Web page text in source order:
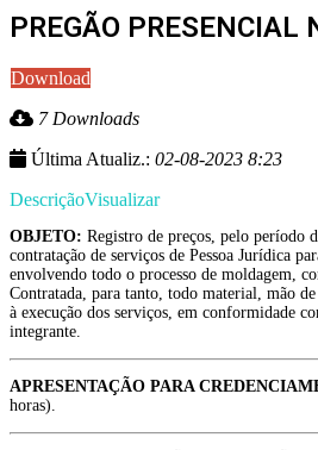
PREGÃO
Download
7 Downloads
Última Atualiz.: 02-08-2023 8:23
DescriçãoVisualizar
OBJETO: Registro de preços, pelo período
contratação de serviços de Pessoa Jurídica
envolvendo todo o processo de moldagem,
Contratada, para tanto, todo material, mão
à execução dos serviços, em conformidade
integrante.
APRESENTAÇÃO PARA
horas).